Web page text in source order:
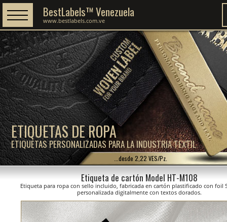
ETIQUETAS DE ROPA
ETIQUETAS PERSONALIZADAS PARA LA INDUSTRIA TEXTIL
BestLabels™ Venezuela
www.bestlabels.com.ve
...desde 2,22 VES/Pz.
Etiqueta de cartón Model HT-M108
Etiqueta para ropa con sello incluido, fabricada en cartón plastificado con foil
personalizada digitalmente con textos dorados.